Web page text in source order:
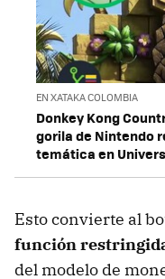
EN XATAKA COLOMBIA
Donkey Kong
gorila de Nintendo
temática en
Esto convierte al
función
del modelo de